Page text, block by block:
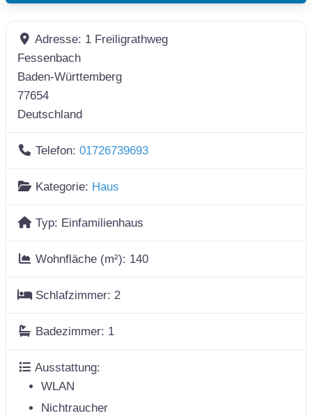
Adresse: 1 Freiligrathweg
Fessenbach
Baden-Württemberg
77654
Deutschland
Telefon:01726739693
Kategorie: Haus
Typ: Einfamilienhaus
Wohnfläche (m²): 140
Schlafzimmer:2
Badezimmer: 1
Ausstattung:
WLAN
Nichtraucher